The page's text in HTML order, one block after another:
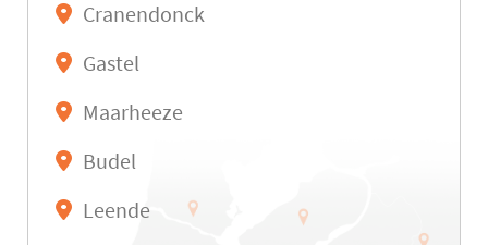
Cranendonck
Gastel
Maarheeze
Budel
Leende